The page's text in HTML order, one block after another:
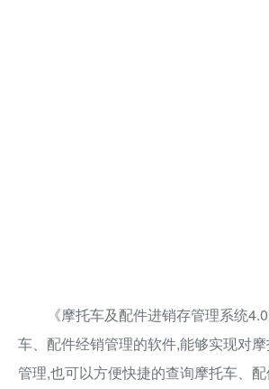
《摩托车及配件进销存管理系统4.0
车、配件经销管理的软件,能够实现对
管理,也可以方便快捷的查询摩托车、